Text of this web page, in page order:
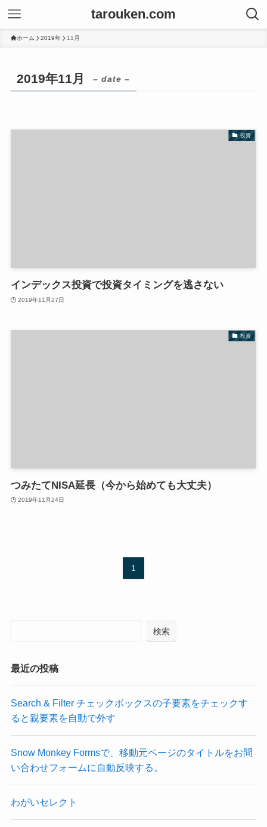
tarouken.com
ホーム 2019年 11月
2019年11月 – date –
投資
インデックス投資で投資タイミングを逃さない
2019年11月27日
投資
つみたてNISA延長（今から始めても大丈夫）
2019年11月24日
1
検索
最近の投稿
Search & Filter チェックボックスの子要素をチェックす
ると親要素を自動で外す
Snow Monkey Formsで、移動元ページのタイトルをお問
い合わせフォームに自動反映する。
わがいセレクト